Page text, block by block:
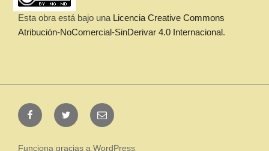
Esta obra está bajo una Licencia Creative Commons
Atribución-NoComercial-SinDerivar 4.0 Internacional.
FacebookTwitter contacto@juanjomorcillo.com
Funciona gracias a WordPress